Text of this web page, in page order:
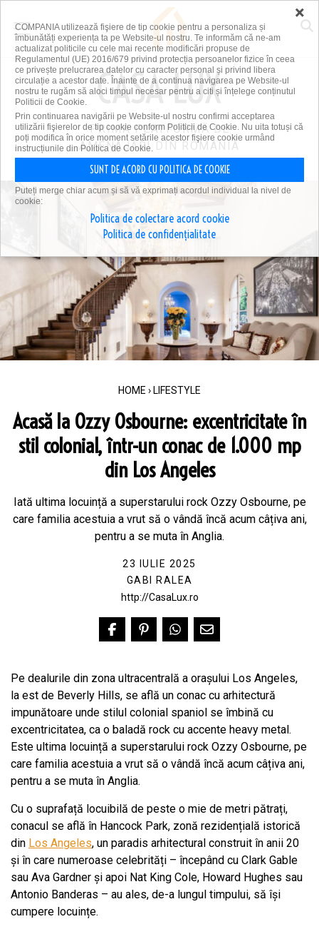
PRIMA PLATFORMĂ DE
AMENAJĂRI DIN ROMÂNIA
HOME › LIFESTYLE
Acasă la Ozzy Osbourne: excentricitate în
stil colonial, într-un conac de 1.000 mp
din Los Angeles
Iată ultima locuință a superstarului rock Ozzy Osbourne, pe
care familia acestuia a vrut să o vândă încă acum câțiva ani,
pentru a se muta în Anglia.
23 IULIE 2025
GABI RALEA
http://CasaLux.ro
Pe dealurile din zona ultracentrală a orașului Los Angeles,
la est de Beverly Hills, se află un conac cu arhitectură
impunătoare unde stilul colonial spaniol se îmbină cu
excentricitatea, ca o baladă rock cu accente heavy metal.
Este ultima locuință a superstarului rock Ozzy Osbourne, pe
care familia acestuia a vrut să o vândă încă acum câțiva ani,
pentru a se muta în Anglia.
Cu o suprafață locuibilă de peste o mie de metri pătrați,
conacul se află în Hancock Park, zonă rezidențială istorică
din Los Angeles, un paradis arhitectural construit în anii 20
și în care numeroase celebrități – începând cu Clark Gable
sau Ava Gardner și apoi Nat King Cole, Howard Hughes sau
Antonio Banderas – au ales, de-a lungul timpului, să își
cumpere locuințe.
×
COMPANIA utilizează fişiere de tip cookie pentru a personaliza și
îmbunătăți experiența ta pe Website-ul nostru. Te informăm că ne-am
actualizat politicile cu cele mai recente modificări propuse de
Regulamentul (UE) 2016/679 privind protecția persoanelor fizice în ceea
ce privește prelucrarea datelor cu caracter personal și privind libera
circulație a acestor date. Înainte de a continua navigarea pe Website-ul
nostru te rugăm să aloci timpul necesar pentru a citi și înțelege conținutul
Politicii de Cookie.
Prin continuarea navigării pe Website-ul nostru confirmi acceptarea
utilizării fişierelor de tip cookie conform Politicii de Cookie. Nu uita totuși că
poți modifica în orice moment setările acestor fişiere cookie urmând
instrucțiunile din Politica de Cookie.
SUNT DE ACORD CU POLITICA DE COOKIE
Puteți merge chiar acum și să vă exprimați acordul individual la nivel de
cookie:
Politica de colectare acord cookie
Politica de confidențialitate